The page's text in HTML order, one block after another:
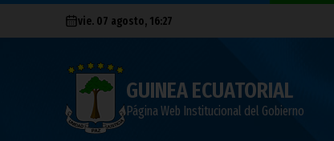
vie. 07 agosto, 16:27
GUINEA ECUATORIAL
Página Web Institucional del Gobierno